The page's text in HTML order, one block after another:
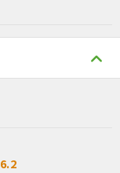
6.2